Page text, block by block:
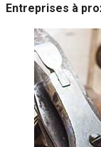
Entreprises à